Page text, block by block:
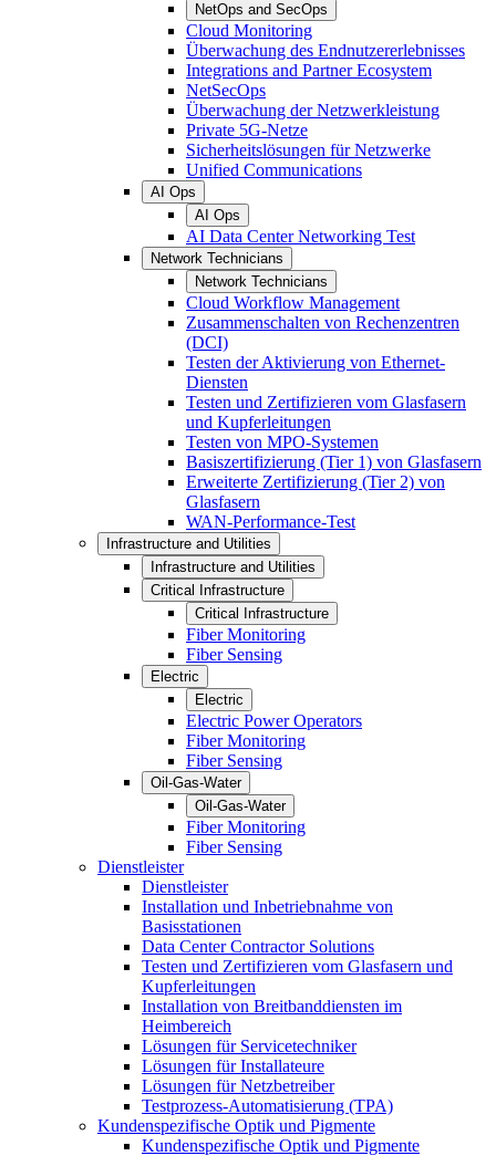
NetOps and SecOps
Cloud Monitoring
Überwachung des Endnutzererlebnisses
Integrations and Partner Ecosystem
NetSecOps
Überwachung der Netzwerkleistung
Private 5G-Netze
Sicherheitslösungen für Netzwerke
Unified Communications
AI Ops
AI Ops
AI Data Center Networking Test
Network Technicians
Network Technicians
Cloud Workflow Management
Zusammenschalten von Rechenzentren
(DCI)
Testen der Aktivierung von Ethernet-
Diensten
Testen und Zertifizieren vom Glasfasern
und Kupferleitungen
Testen von MPO-Systemen
Basiszertifizierung (Tier 1) von Glasfasern
Erweiterte Zertifizierung (Tier 2) von
Glasfasern
WAN-Performance-Test
Infrastructure and Utilities
Infrastructure and Utilities
Critical Infrastructure
Critical Infrastructure
Fiber Monitoring
Fiber Sensing
Electric
Electric
Electric Power Operators
Fiber Monitoring
Fiber Sensing
Oil-Gas-Water
Oil-Gas-Water
Fiber Monitoring
Fiber Sensing
Dienstleister
Dienstleister
Installation und Inbetriebnahme von
Basisstationen
Data Center Contractor Solutions
Testen und Zertifizieren vom Glasfasern und
Kupferleitungen
Installation von Breitbanddiensten im
Heimbereich
Lösungen für Servicetechniker
Lösungen für Installateure
Lösungen für Netzbetreiber
Testprozess-Automatisierung (TPA)
Kundenspezifische Optik und Pigmente
Kundenspezifische Optik und Pigmente